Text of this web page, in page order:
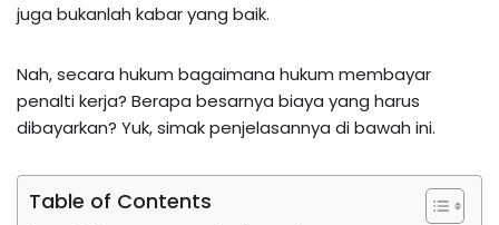
juga bukanlah kabar yang baik.
Nah, secara hukum bagaimana hukum membayar
penalti kerja? Berapa besarnya biaya yang harus
dibayarkan? Yuk, simak penjelasannya di bawah ini.
Table of Contents